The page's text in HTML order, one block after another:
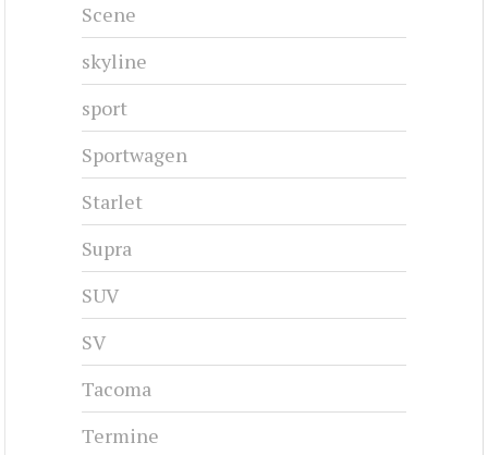
Scene
skyline
sport
Sportwagen
Starlet
Supra
SUV
SV
Tacoma
Termine